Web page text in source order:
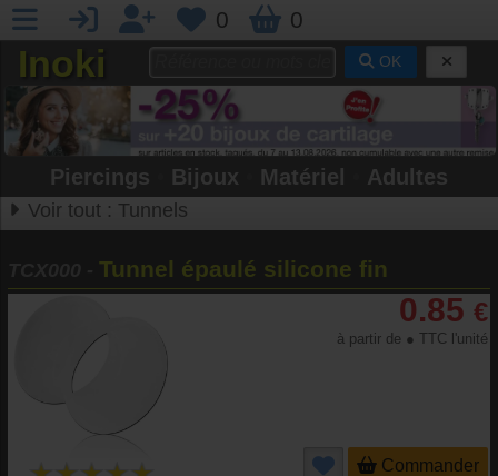
0 0
Inoki OK
Piercings Bijoux Matériel Adultes
Voir tout : Tunnels
Tunnel épaulé silicone fin
0.85 €
à partir de ● TTC l'unité
Commander